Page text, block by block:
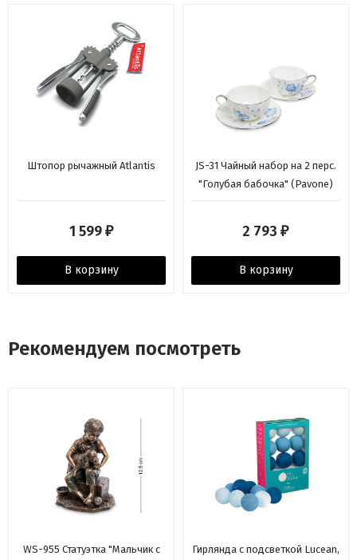
Штопор рычажный Atlantis
1 599 ₽
В корзину
JS-31 Чайный набор на 2 перс.
"Голубая бабочка" (Pavone)
2 793 ₽
В корзину
Рекомендуем посмотреть
WS-955 Статуэтка "Мальчик с
Гирлянда с подсветкой Lucean,